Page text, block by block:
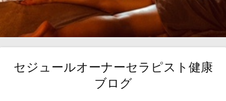
セジュールオーナーセラピスト健康
ブログ